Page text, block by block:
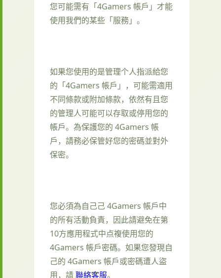
您可能需有「4Gamers 帳戶」才能
使用我們的某些「服務」。
如果您使用的是管理个人指派給您
的「4Gamers 帳戶」，可能需適用
不同條款或附加條款，依然有且您
的管理人可能可以存取或停用您的
帳戶。為保護您的 4Gamers 帳
戶，請務必保管好您的密碼並對外
保密。
您必須為自己己 4Gamers 帳戶中
的所有活動負責，因此請避免在第
10方應用程式中点複使用您的
4Gamers 帳戶密碼。如果您發現自
己的 4Gamers 帳戶或密碼遭人盜
用，請聯絡客服。